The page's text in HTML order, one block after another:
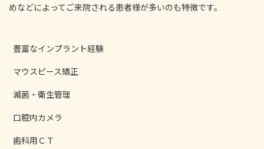
めなどによってご来院される患者様が多いのも特徴です。
豊富なインプラント経験
マウスピース矯正
滅菌・衛生管理
口腔内カメラ
歯科用ＣＴ